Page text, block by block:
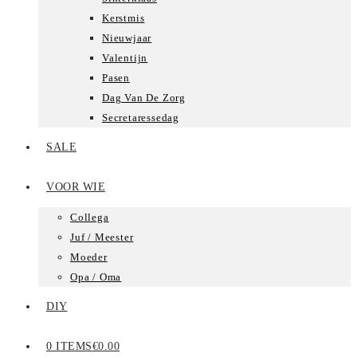
Kerstmis
Nieuwjaar
Valentijn
Pasen
Dag Van De Zorg
Secretaressedag
SALE
VOOR WIE
Collega
Juf / Meester
Moeder
Opa / Oma
DIY
0 ITEMS€0.00